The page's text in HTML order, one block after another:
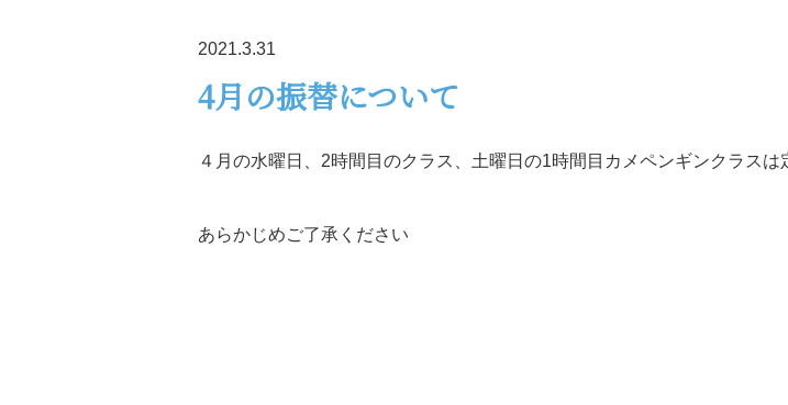
2021.3.31
4月の振替について
４月の水曜日、2時間目のクラス、土曜日の1時間目カメペンギンクラスは
あらかじめご了承ください